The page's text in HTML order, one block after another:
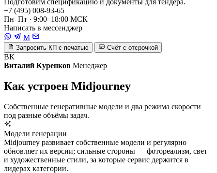
+7 (495) 008-93-65
Пн–Пт · 9:00–18:00 МСК
Написать в мессенджер
M
Запросить КП с печатью Счёт с отсрочкой
ВК
Виталий Куренков Менеджер
Как устроен Midjourney
Собственные генеративные модели и два режима скорости
под разные объёмы задач.
Модели генерации
Midjourney развивает собственные модели и регулярно
обновляет их версии; сильные стороны — фотореализм, свет
и художественные стили, за которые сервис держится в
лидерах категории.